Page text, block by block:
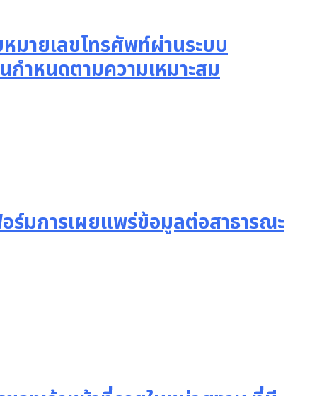
มายเลขโทรศัพท์ผ่านระบบ
ำหนดตามความเหมาะสม
ร์มการเผยแพร่ข้อมูลต่อสาธารณะ